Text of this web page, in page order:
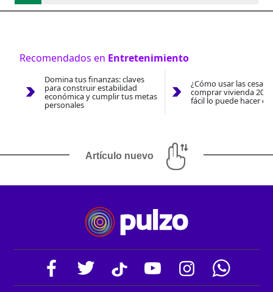
Recomendados en Entretenimiento
Domina tus finanzas: claves
para construir estabilidad
económica y cumplir tus metas
personales
¿Cómo usar las
comprar vivienda
fácil lo puede hacer
Artículo nuevo